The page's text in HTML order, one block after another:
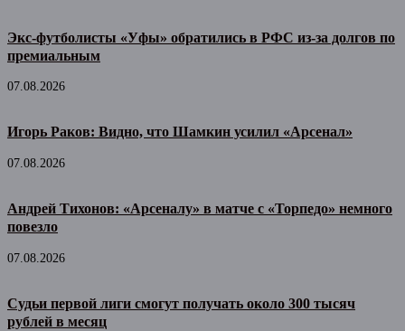
Экс-футболисты «Уфы» обратились в РФС из-за долгов по
премиальным
07.08.2026
Игорь Раков: Видно, что Шамкин усилил «Арсенал»
07.08.2026
Андрей Тихонов: «Арсеналу» в матче с «Торпедо» немного
повезло
07.08.2026
Судьи первой лиги смогут получать около 300 тысяч
рублей в месяц